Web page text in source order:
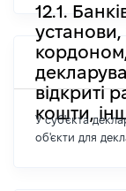
12.1.
установи,
відкриті
кошти,
У суб'єкта
об'єкти для